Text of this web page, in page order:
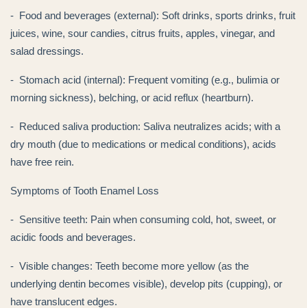
- Food and beverages (external): Soft drinks, sports drinks, fruit
juices, wine, sour candies, citrus fruits, apples, vinegar, and
salad dressings.
- Stomach acid (internal): Frequent vomiting (e.g., bulimia or
morning sickness), belching, or acid reflux (heartburn).
- Reduced saliva production: Saliva neutralizes acids; with a
dry mouth (due to medications or medical conditions), acids
have free rein.
Symptoms of Tooth Enamel Loss
- Sensitive teeth: Pain when consuming cold, hot, sweet, or
acidic foods and beverages.
- Visible changes: Teeth become more yellow (as the
underlying dentin becomes visible), develop pits (cupping), or
have translucent edges.